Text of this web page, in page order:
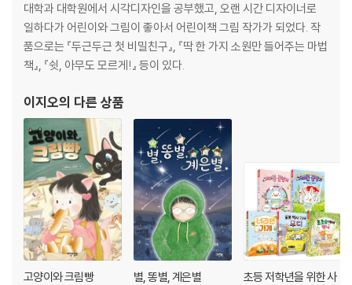
대학과 대학원에서 시각디자인을 공부했고, 오랜 시간 디자이너로
일하다가 어린이와 그림이 좋아서 어린이책 그림 작가가 되었다. 작
품으로는 『두근두근 첫 비밀친구』, 『딱 한 가지 소원만 들어주는 마법
책』, 『쉿, 아무도 모르게!』 등이 있다.
이지오의 다른 상품
고양이와 크림빵 별, 똥별, 계은별
초등 저학년을 위한 사